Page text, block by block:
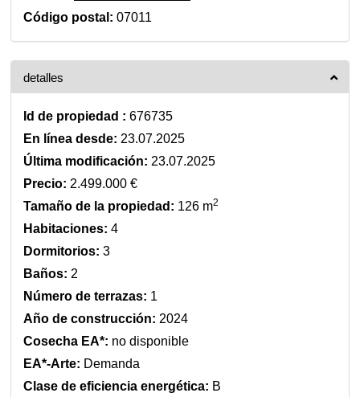
Código postal: 07011
detalles
Id de propiedad : 676735
En línea desde: 23.07.2025
Última modificación: 23.07.2025
Precio: 2.499.000 €
Tamaño de la propiedad: 126 m2
Habitaciones: 4
Dormitorios: 3
Baños: 2
Número de terrazas: 1
Año de construcción: 2024
Cosecha EA*: no disponible
EA*-Arte: Demanda
Clase de eficiencia energética: B